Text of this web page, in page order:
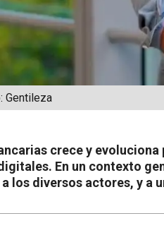
Gentileza
crece y
En un contexto
los diversos actores, y a